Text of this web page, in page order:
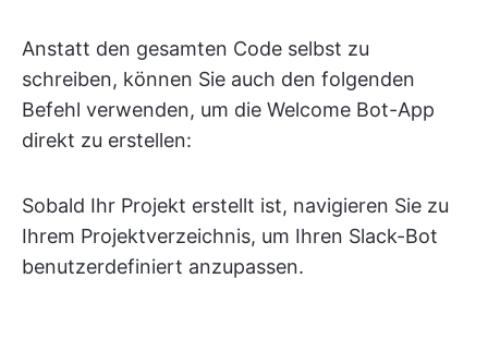
Anstatt den gesamten Code selbst zu
schreiben, können Sie auch den folgenden
Befehl verwenden, um die Welcome Bot-App
direkt zu erstellen:
Sobald Ihr Projekt erstellt ist, navigieren Sie zu
Ihrem Projektverzeichnis, um Ihren Slack-Bot
benutzerdefiniert anzupassen.